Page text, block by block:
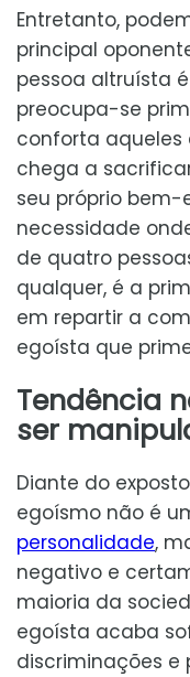
Entretanto,
principal
pessoa altruísta
preocupa-se
conforta aqueles
chega a
seu próprio
necessidade
de quatro
qualquer, é a
em repartir a
egoísta que
Tendência
ser
Diante do
egoísmo não é
personalidade,
negativo e
maioria da
egoísta acaba
discriminações e